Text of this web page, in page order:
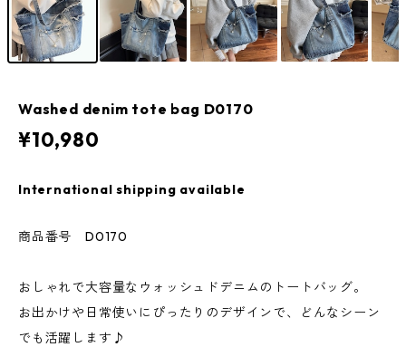
Washed denim tote bag D0170
¥10,980
International shipping available
商品番号 D0170
おしゃれで大容量なウォッシュドデニムのトートバッグ。
お出かけや日常使いにぴったりのデザインで、どんなシーン
でも活躍します♪